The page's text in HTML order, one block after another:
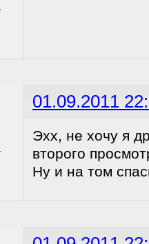
01.09.2011
Эхх, не хочу я
второго
Ну и на том